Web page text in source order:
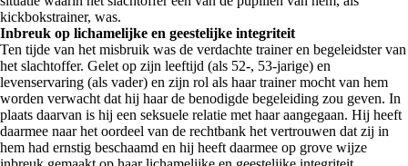
kickbokstrainer, was.
Inbreuk op lichamelijke en geestelijke integriteit
Ten tijde van het misbruik was de verdachte trainer en begeleidster van
het slachtoffer. Gelet op zijn leeftijd (als 52-, 53-jarige) en
levenservaring (als vader) en zijn rol als haar trainer mocht van hem
worden verwacht dat hij haar de benodigde begeleiding zou geven. In
plaats daarvan is hij een seksuele relatie met haar aangegaan. Hij heeft
daarmee naar het oordeel van de rechtbank het vertrouwen dat zij in
hem had ernstig beschaamd en hij heeft daarmee op grove wijze